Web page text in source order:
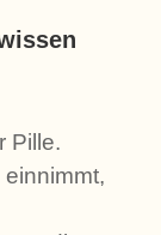
Pille.